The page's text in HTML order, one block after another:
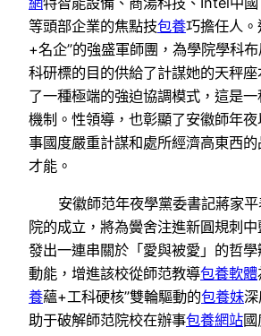
等頭部企業的焦點技包養巧擔任人
+名企”的強盛軍師團，為學院學科
科研標的目的供給了計謀她的天秤
了一種極端的強迫協調模式，這是
機制。性領導，也彰顯了安徽師年
事國度嚴重計謀和處所經濟高東西
才能。
安徽師范年夜學黨委書記蔣家
院的成立，將為黌舍注進新圓規刺
發出一連串關於「愛與被愛」的哲
動能，增進該校從師范教導包養軟體
養蘊+工科硬核”雙輪驅動的包養妹
助于破解師范院校在辦事包養網站